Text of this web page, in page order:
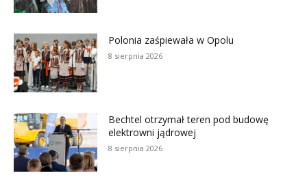
Polonia zaśpiewała w Opolu
8 sierpnia 2026
Bechtel otrzymał teren pod budowę
elektrowni jądrowej
8 sierpnia 2026